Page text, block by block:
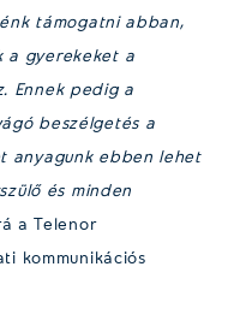
támogatni abban,
a gyerekeket a
Ennek pedig a
beszélgetés a
anyagunk ebben lehet
és minden
a Telenor
kommunikációs